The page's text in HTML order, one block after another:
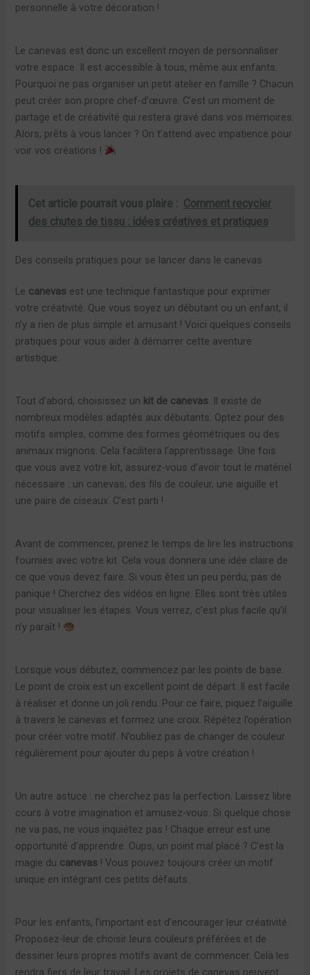
personnelle à votre décoration !
Le canevas est donc un excellent moyen de personnaliser
votre espace. Il est accessible à tous, même aux enfants.
Pourquoi ne pas organiser un petit atelier en famille ? Chacun
peut créer son propre chef-d’œuvre. C’est un moment de
partage et de créativité qui restera gravé dans vos mémoires.
Alors, prêts à vous lancer ? On t’attend avec impatience pour
voir vos créations !
Cet article pourrait vous plaire : Comment recycler
des chutes de tissu : idées créatives et pratiques
Des conseils pratiques pour se lancer dans le canevas
Le canevas est une technique fantastique pour exprimer
votre créativité. Que vous soyez un débutant ou un enfant, il
n’y a rien de plus simple et amusant ! Voici quelques conseils
pratiques pour vous aider à démarrer cette aventure
artistique.
Tout d’abord, choisissez un kit de canevas. Il existe de
nombreux modèles adaptés aux débutants. Optez pour des
motifs simples, comme des formes géométriques ou des
animaux mignons. Cela facilitera l’apprentissage. Une fois
que vous avez votre kit, assurez-vous d’avoir tout le matériel
nécessaire : un canevas, des fils de couleur, une aiguille et
une paire de ciseaux. C’est parti !
Avant de commencer, prenez le temps de lire les instructions
fournies avec votre kit. Cela vous donnera une idée claire de
ce que vous devez faire. Si vous êtes un peu perdu, pas de
panique ! Cherchez des vidéos en ligne. Elles sont très utiles
pour visualiser les étapes. Vous verrez, c’est plus facile qu’il
n’y paraît !
Lorsque vous débutez, commencez par les points de base.
Le point de croix est un excellent point de départ. Il est facile
à réaliser et donne un joli rendu. Pour ce faire, piquez l’aiguille
à travers le canevas et formez une croix. Répétez l’opération
pour créer votre motif. N’oubliez pas de changer de couleur
régulièrement pour ajouter du peps à votre création !
Un autre astuce : ne cherchez pas la perfection. Laissez libre
cours à votre imagination et amusez-vous. Si quelque chose
ne va pas, ne vous inquiétez pas ! Chaque erreur est une
opportunité d’apprendre. Oups, un point mal placé ? C’est la
magie du canevas ! Vous pouvez toujours créer un motif
unique en intégrant ces petits défauts.
Pour les enfants, l’important est d’encourager leur créativité.
Proposez-leur de choisir leurs couleurs préférées et de
dessiner leurs propres motifs avant de commencer. Cela les
rendra fiers de leur travail. Les projets de canevas peuvent